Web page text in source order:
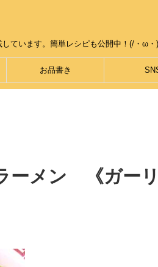
ています。簡単レシピも公開中！(/・ω・
お品書き
ーメン 《ガー